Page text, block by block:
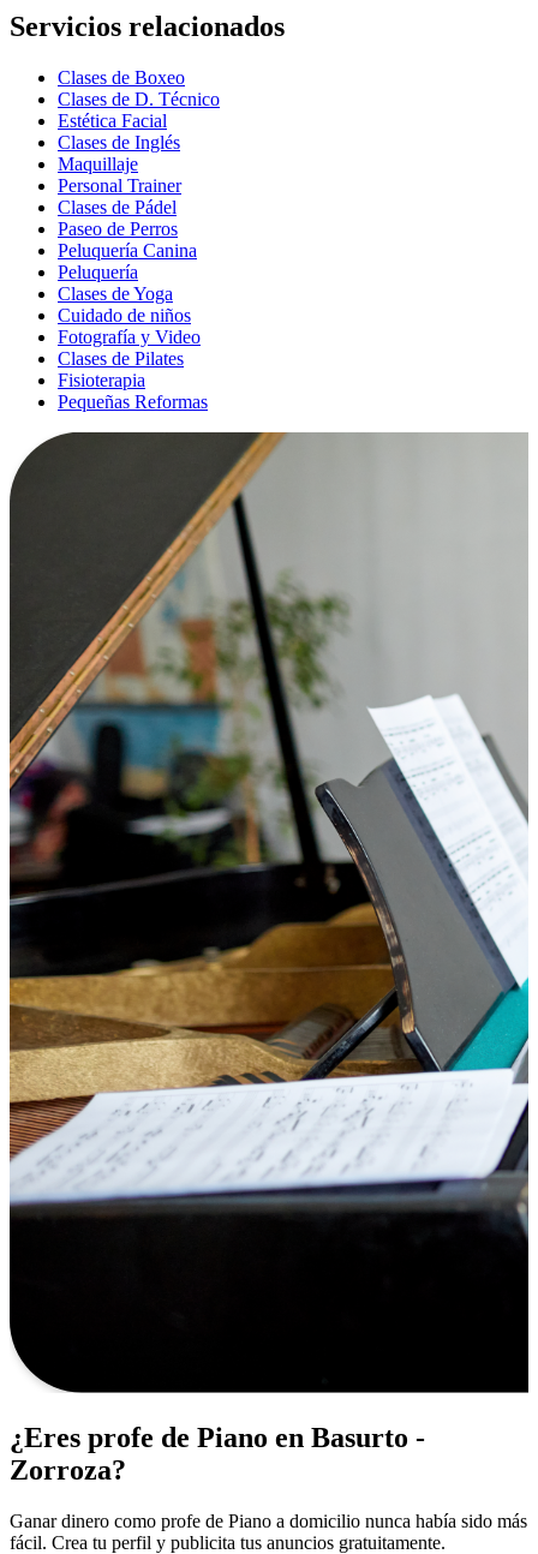
Servicios relacionados
Clases de Boxeo
Clases de D. Técnico
Estética Facial
Clases de Inglés
Maquillaje
Personal Trainer
Clases de Pádel
Paseo de Perros
Peluquería Canina
Peluquería
Clases de Yoga
Cuidado de niños
Fotografía y Video
Clases de Pilates
Fisioterapia
Pequeñas Reformas
¿Eres profe de Piano en Basurto -
Zorroza?
Ganar dinero como profe de Piano a domicilio nunca había sido más
fácil. Crea tu perfil y publicita tus anuncios gratuitamente.